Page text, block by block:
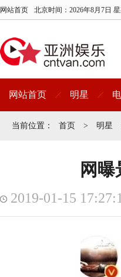
网站首页 北京时间： 2026年8月7日
网站首页 明星
当前位置： 首页 > 明星
网
2019-01-15